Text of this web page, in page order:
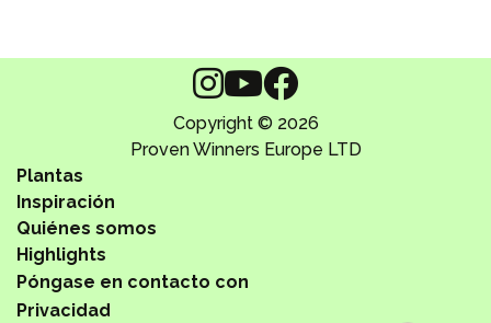
Copyright © 2026
Proven Winners Europe LTD
Plantas
Inspiración
Quiénes somos
Privacidad
Highlights
Póngase en contacto con